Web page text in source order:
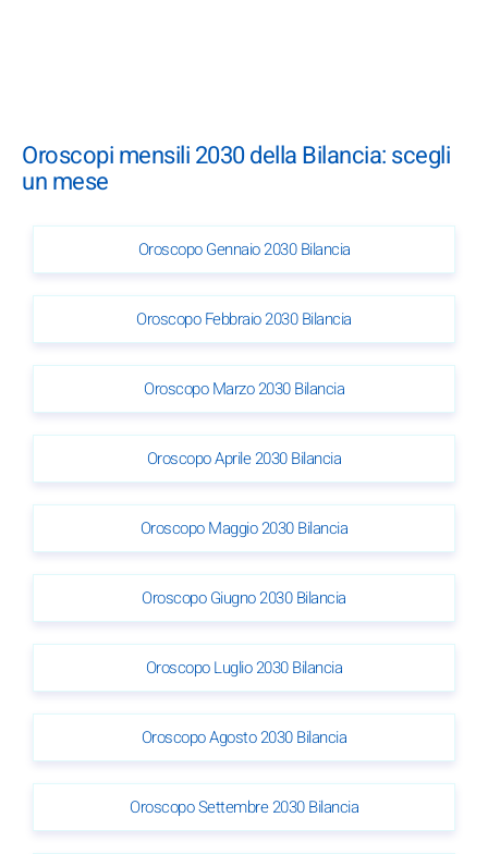
Oroscopi mensili 2030 della Bilancia: scegli
un mese
Oroscopo Gennaio 2030 Bilancia
Oroscopo Febbraio 2030 Bilancia
Oroscopo Marzo 2030 Bilancia
Oroscopo Aprile 2030 Bilancia
Oroscopo Maggio 2030 Bilancia
Oroscopo Giugno 2030 Bilancia
Oroscopo Luglio 2030 Bilancia
Oroscopo Agosto 2030 Bilancia
Oroscopo Settembre 2030 Bilancia